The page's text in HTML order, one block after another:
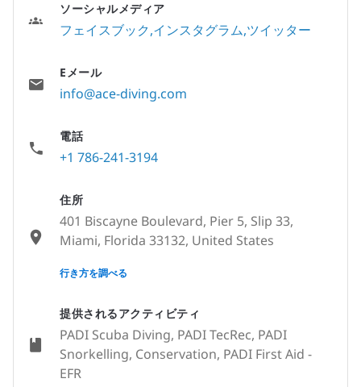
提供されるアクティビティ
PADI Scuba Diving, PADI TecRec, PADI
Snorkelling, Conservation, PADI First Aid -
EFR
ソーシャルメディア
フェイスブック インスタグラム ツイッター
Eメール
info@ace-diving.com
電話
+1 786-241-3194
住所
401 Biscayne Boulevard, Pier 5, Slip 33,
Miami, Florida 33132, United States
None
行き方を調べる